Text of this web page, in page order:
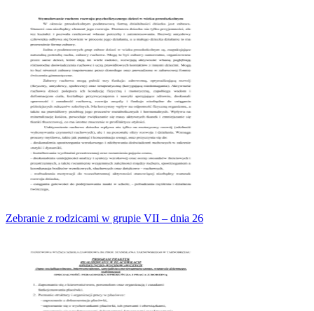
Zebranie z rodzicami w grupie VII – dnia 26